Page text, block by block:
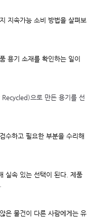
지속가능 소비 방법을 살펴보
용기 소재를 확인하는 일이
으로 만든 용기를 선
수하고 필요한 부분을 수리해
실속 있는 선택이 된다. 제품
은 물건이 다른 사람에게는 유